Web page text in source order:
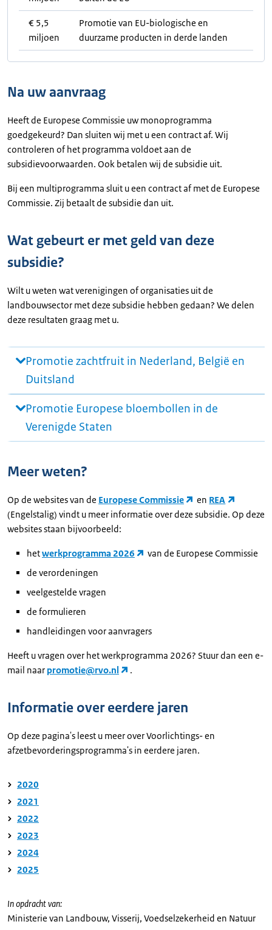
€ 5,5
miljoen
Promotie van EU-biologische en
duurzame producten in derde landen
Na uw aanvraag
Heeft de Europese Commissie uw monoprogramma
goedgekeurd? Dan sluiten wij met u een contract af. Wij
controleren of het programma voldoet aan de
subsidievoorwaarden. Ook betalen wij de subsidie uit.
Bij een multiprogramma sluit u een contract af met de Europese
Commissie. Zij betaalt de subsidie dan uit.
Wat gebeurt er met geld van deze
subsidie?
Wilt u weten wat verenigingen of organisaties uit de
landbouwsector met deze subsidie hebben gedaan? We delen
deze resultaten graag met u.
Promotie zachtfruit in Nederland, België en
Duitsland
Promotie Europese bloembollen in de
Verenigde Staten
Meer weten?
Op de websites van de Europese Commissie en REA
(Engelstalig) vindt u meer informatie over deze subsidie. Op deze
websites staan bijvoorbeeld:
hetwerkprogramma 2026
van de Europese Commissie
de verordeningen
veelgestelde vragen
de formulieren
handleidingen voor aanvragers
Heeft u vragen over het werkprogramma 2026? Stuur dan een e-
mail naar promotie@rvo.nl .
Informatie over eerdere jaren
Op deze pagina's leest u meer over Voorlichtings- en
afzetbevorderingsprogramma's in eerdere jaren.
2020
2021
2022
2023
2024
2025
In opdracht van:
Ministerie van Landbouw, Visserij, Voedselzekerheid en Natuur